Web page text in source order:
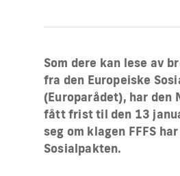
Som dere kan lese av
fra den Europeiske
(Europarådet), har den
fått frist til den 13
seg om klagen FFFS
Sosialpakten.